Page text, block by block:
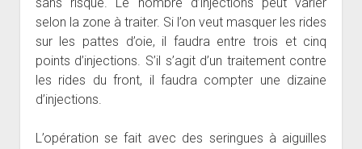
sans risque. Le nombre d’injections peut varier
selon la zone à traiter. Si l’on veut masquer les rides
sur les pattes d’oie, il faudra entre trois et cinq
points d’injections. S’il s’agit d’un traitement contre
les rides du front, il faudra compter une dizaine
d’injections.
L’opération se fait avec des seringues à aiguilles